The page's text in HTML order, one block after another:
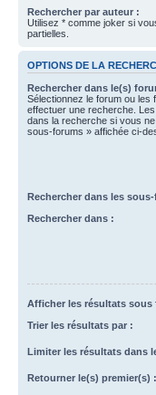
Rechercher par auteur :
Utilisez * comme joker si
partielles.
OPTIONS DE LA
Rechercher dans le(s)
Sélectionnez le forum ou
effectuer une recherche.
dans la recherche si vous
sous-forums » affichée ci-
Rechercher dans les
Rechercher dans :
Afficher les résultats sous
Trier les résultats par :
Limiter les résultats dans
Retourner le(s) premier(s) :